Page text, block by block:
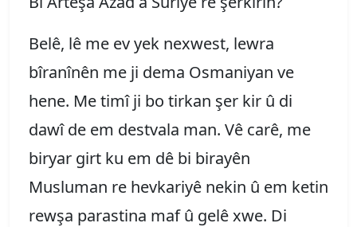
Belê, lê me ev yek nexwest, lewra
bîranînên me ji dema Osmaniyan ve
hene. Me timî ji bo tirkan şer kir û di
dawî de em destvala man. Vê carê, me
biryar girt ku em dê bi birayên
Musluman re hevkariyê nekin û em ketin
rewşa parastina maf û gelê xwe. Di